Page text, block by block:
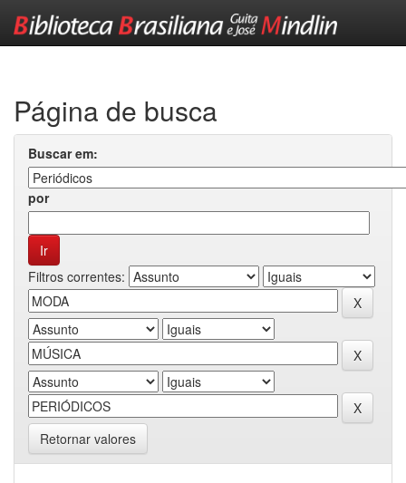
Página de busca
Buscar em:
por
Filtros correntes:
Retornar valores